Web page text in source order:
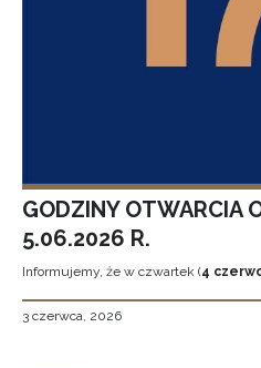
GODZINY OTWARCIA
5.06.2026 R.
Informujemy, że w czwartek (4
3 czerwca, 2026